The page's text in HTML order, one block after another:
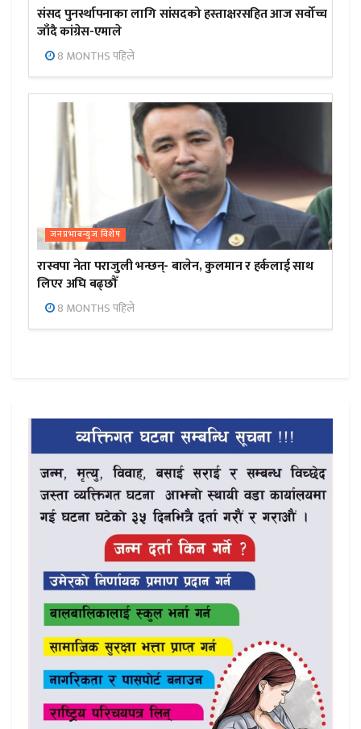
संसद पुनर्स्थापनाका लागि सांसदको हस्ताक्षरसहित आज सर्वोच्च
जाँदै कांग्रेस-एमाले
8 MONTHS पहिले
जनप्रभाबन्युज विशेष
रास्वपा नेता पराजुली भन्छन्- बालेन, कुलमान र हर्कलाई साथ
लिएर अघि बढ्छौँ
8 MONTHS पहिले